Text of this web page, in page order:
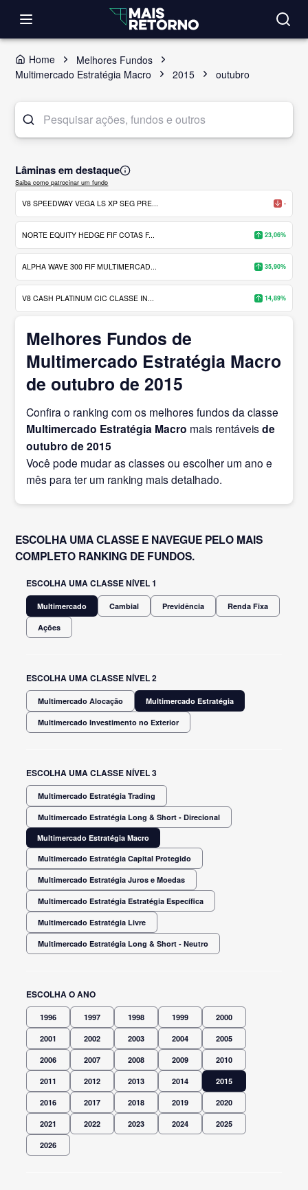
Home
Melhores Fundos
Multimercado Estratégia Macro
2015 outubro
Lâminas em destaque
Saiba como patrocinar um fundo
V8 SPEEDWAY VEGA LS XP SEG PRE... -
NORTE EQUITY HEDGE FIF COTAS F... 23,06%
ALPHA WAVE 300 FIF MULTIMERCAD... 35,90%
V8 CASH PLATINUM CIC CLASSE IN... 14,89%
Melhores Fundos de
Multimercado Estratégia Macro
de outubro de 2015
Confira o ranking com os melhores fundos da classe
Multimercado Estratégia Macro mais rentáveisde
outubro de 2015
Você pode mudar as classes ou escolher um ano e
mês para ter um ranking mais detalhado.
ESCOLHA UMA CLASSE E NAVEGUE PELO MAIS
COMPLETO RANKING DE FUNDOS.
ESCOLHA UMA CLASSE NÍVEL 1
Multimercado Cambial Previdência Renda Fixa
Ações
ESCOLHA UMA CLASSE NÍVEL 2
Multimercado Alocação Multimercado Estratégia
Multimercado Investimento no Exterior
ESCOLHA UMA CLASSE NÍVEL 3
Multimercado Estratégia Trading
Multimercado Estratégia Long & Short - Direcional
Multimercado Estratégia Macro
Multimercado Estratégia Capital Protegido
Multimercado Estratégia Juros e Moedas
Multimercado Estratégia Estratégia Específica
Multimercado Estratégia Livre
Multimercado Estratégia Long & Short - Neutro
ESCOLHA O ANO
1996 1997 1998 1999 2000
2001 2002 2003 2004 2005
2006 2007 2008 2009 2010
2011 2012 2013 2014 2015
2016 2017 2018 2019 2020
2021 2022 2023 2024 2025
2026